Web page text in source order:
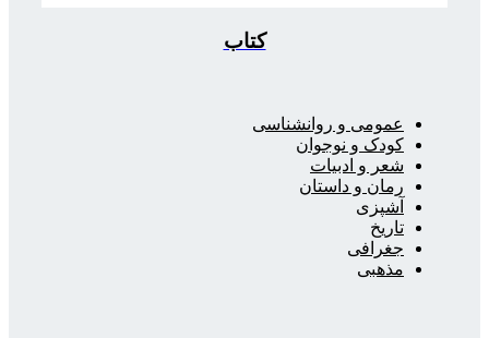
کتاب
عمومی و روانشناسی
کودک و نوجوان
شعر و ادبیات
رمان و داستان
آشپزی
تاریخ
جغرافی
مذهبی